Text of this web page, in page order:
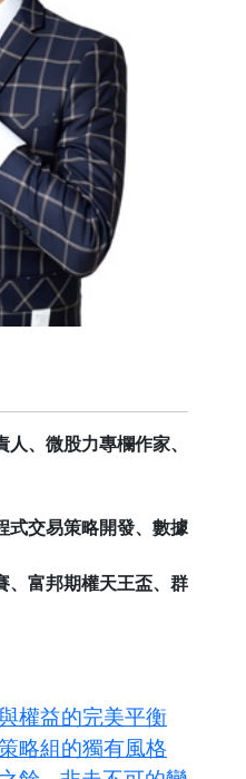
、微股力專欄作家、
式交易策略開發、數據
、富邦期權天王盃、群
權益的完美平衡
略組的獨有風格